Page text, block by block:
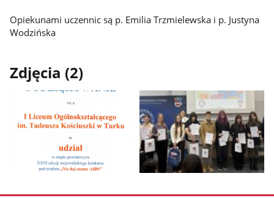
Opiekunami uczennic są p. Emilia Trzmielewska i p. Justyna
Wodzińska
Zdjęcia (2)